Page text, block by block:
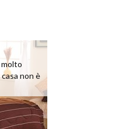
molto
non è